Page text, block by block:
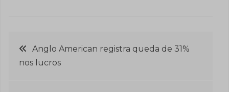
Navegação
de
Anglo American registra queda de 31%
nos lucros